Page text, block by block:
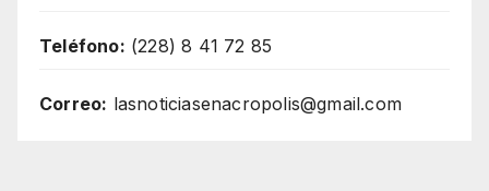
Teléfono: (228) 8 41 72 85
Correo: lasnoticiasenacropolis@gmail.com